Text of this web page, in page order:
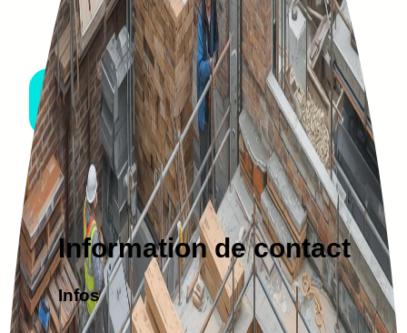
GAMEVEST
VILLERS-LA-VILLE
Information de contact
Infos